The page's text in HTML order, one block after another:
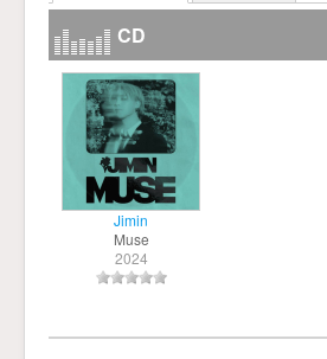
CD
Jimin
Muse
2024